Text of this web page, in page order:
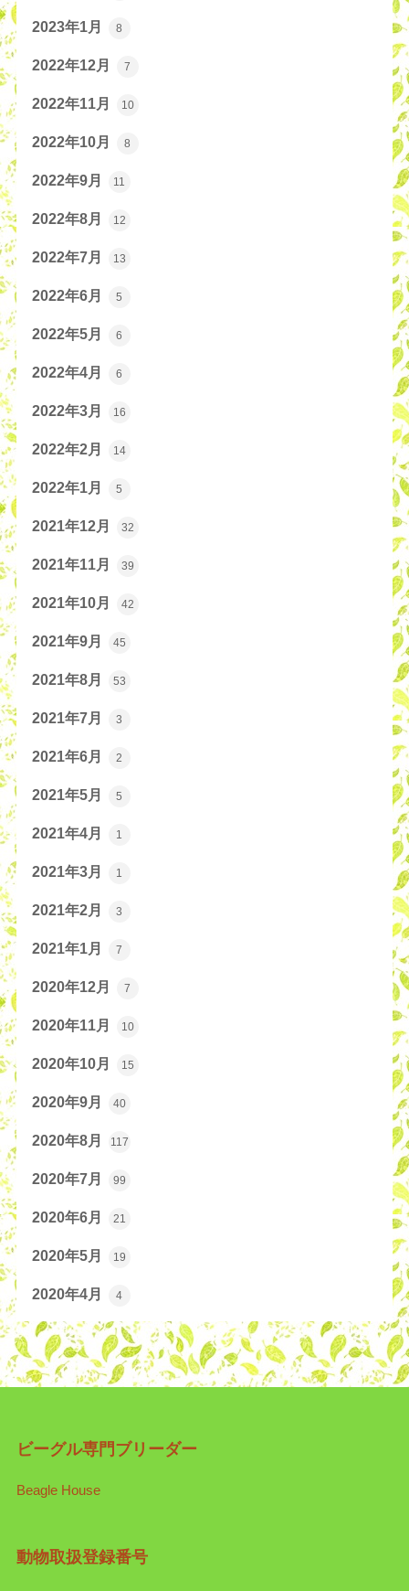
2023年1月 8
2022年12月 7
2022年11月 10
2022年10月 8
2022年9月 11
2022年8月 12
2022年7月 13
2022年6月 5
2022年5月 6
2022年4月 6
2022年3月 16
2022年2月 14
2022年1月 5
2021年12月 32
2021年11月 39
2021年10月 42
2021年9月 45
2021年8月 53
2021年7月 3
2021年6月 2
2021年5月 5
2021年4月 1
2021年3月 1
2021年2月 3
2021年1月 7
2020年12月 7
2020年11月 10
2020年10月 15
2020年9月 40
2020年8月 117
2020年7月 99
2020年6月 21
2020年5月 19
2020年4月 4
ビーグル専門ブリーダー
Beagle House
動物取扱登録番号